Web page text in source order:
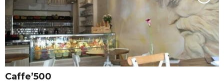
Caffe’500